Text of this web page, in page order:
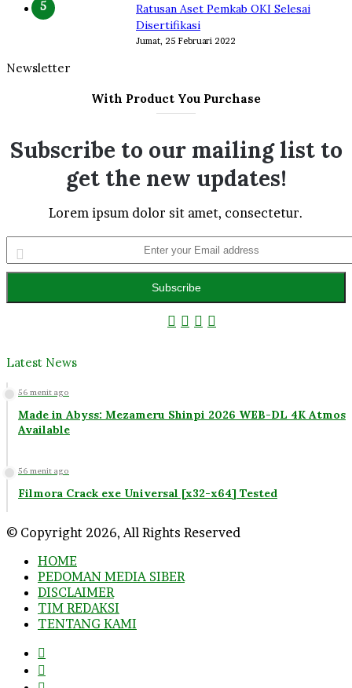
Ratusan Aset Pemkab OKI Selesai
Disertifikasi
Jumat, 25 Februari 2022
Newsletter
With Product You Purchase
Subscribe to our mailing list to
get the new updates!
Lorem ipsum dolor sit amet, consectetur.
your
Email
Facebook
Twitter
YouTube
Latest News
56 menit ago
Made in Abyss: Mezameru Shinpi 2026 WEB-DL 4K Atmos
Available
56 menit ago
Filmora Crack exe Universal [x32-x64] Tested
© Copyright 2026, All Rights Reserved
HOME
PEDOMAN MEDIA SIBER
DISCLAIMER
TIM REDAKSI
TENTANG KAMI